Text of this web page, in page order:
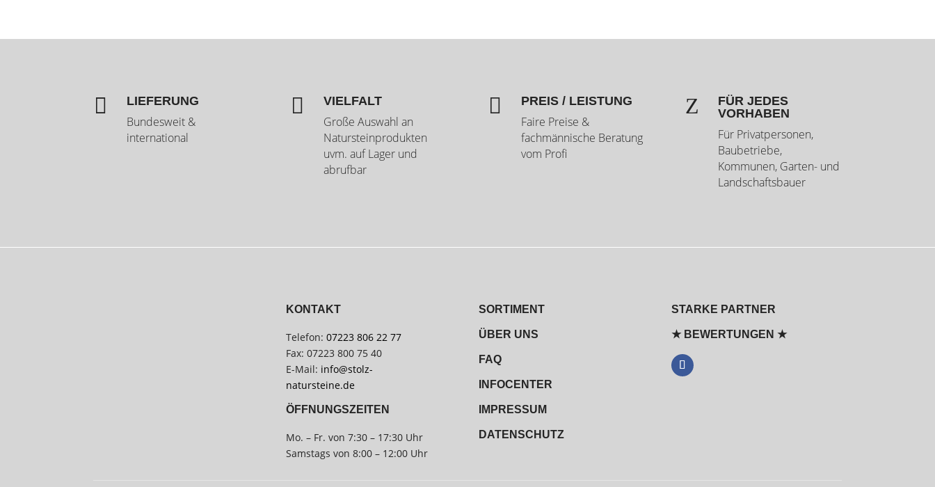
 LIEFERUNG
Bundesweit &
international
 VIELFALT
Große Auswahl an
Natursteinprodukten
uvm. auf Lager und
abrufbar
 PREIS / LEISTUNG
Faire Preise &
fachmännische Beratung
vom Profi
Z
FÜR JEDES
VORHABEN
Für Privatpersonen,
Baubetriebe,
Kommunen, Garten- und
Landschaftsbauer
KONTAKT
Telefon:07223 806 22 77
Fax: 07223 800 75 40
E-Mail: info@stolz-
natursteine.de
ÖFFNUNGSZEITEN
Mo. – Fr. von 7:30 – 17:30 Uhr
Samstags von 8:00 – 12:00 Uhr
SORTIMENT
ÜBER UNS
FAQ
INFOCENTER
IMPRESSUM
DATENSCHUTZ
STARKE PARTNER
★ BEWERTUNGEN ★